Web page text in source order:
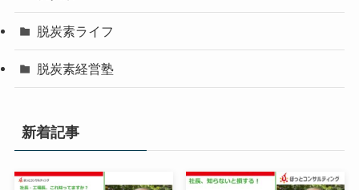
脱炭素ライフ
脱炭素経営塾
新着記事